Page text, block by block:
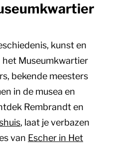
kunst en
Museumkwartier
bekende meesters
in de musea en
Rembrandt en
, laat je verbazen
van Escher in Het